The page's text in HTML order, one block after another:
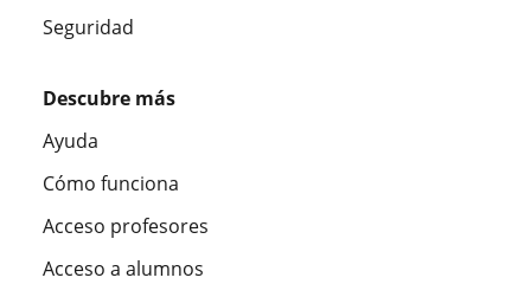
Seguridad
Descubre más
Ayuda
Cómo funciona
Acceso profesores
Acceso a alumnos